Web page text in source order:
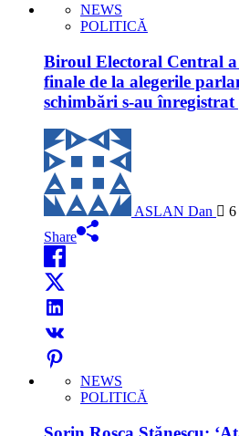
NEWS
POLITICĂ
Biroul Electoral Central
finale de la alegerile
schimbări s-au
ASLAN Dan
6
Share
NEWS
POLITICĂ